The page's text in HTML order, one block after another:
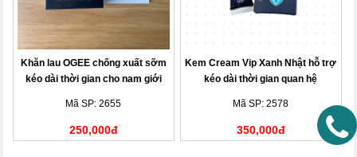
Khăn lau OGEE chống xuất sỡm
kéo dài thời gian cho nam giới
Mã SP: 2655
250,000đ
Kem Cream Vip Xanh Nhật hỗ trợ
kéo dài thời gian quan hệ
Mã SP: 2578
350,000đ